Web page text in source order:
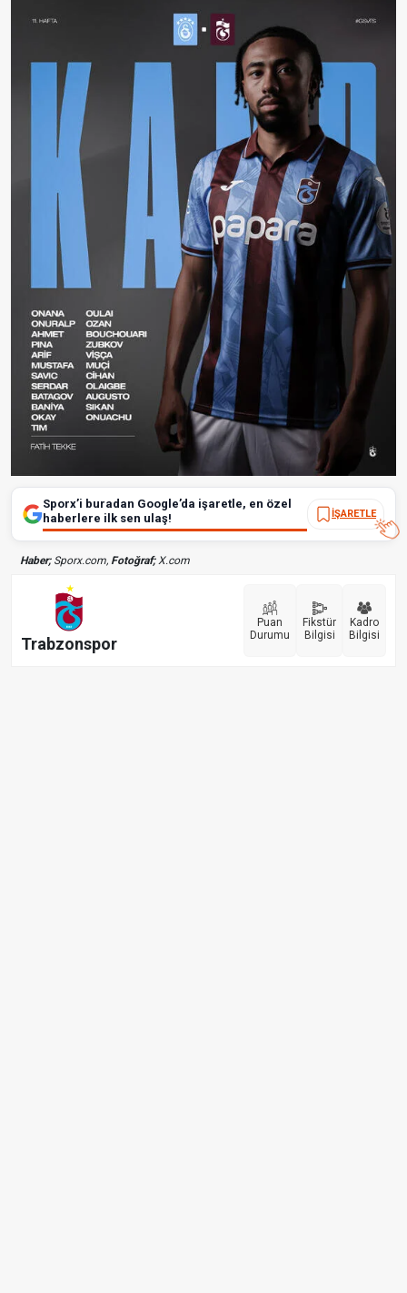
Sporx’i buradan Google’da işaretle, en özel
haberlere ilk sen ulaş!
İŞARETLE
Haber;Sporx.com, Fotoğraf;X.com
Trabzonspor
Puan
Durumu
Fikstür
Bilgisi
Kadro
Bilgisi